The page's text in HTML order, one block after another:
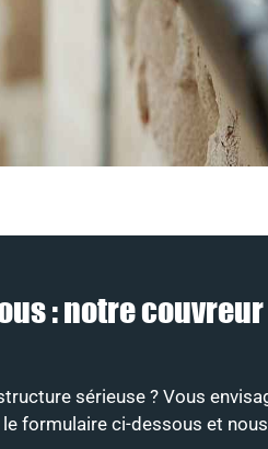
: notre
sérieuse ? Vous
formulaire ci-dessous et